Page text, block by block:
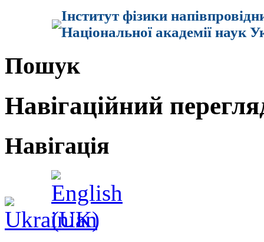
Інститут фізики
Національної академії наук
Пошук
Навігаційний
Навігація